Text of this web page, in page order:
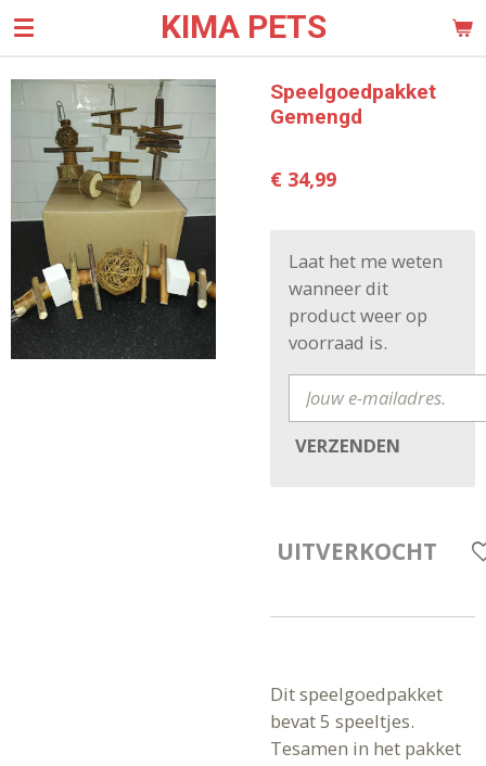
Ga
direct
naar
de
hoofdinhoud
KIMA PETS
Speelgoedpakket
Gemengd
€ 34,99
Laat het me weten
wanneer dit
product weer op
voorraad is.
VERZENDEN
UITVERKOCHT
Dit speelgoedpakket
bevat 5 speeltjes.
Tesamen in het pakket